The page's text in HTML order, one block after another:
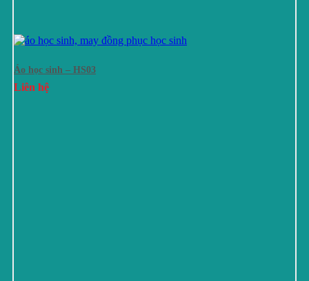
Áo học sinh – HS03
Liên hệ